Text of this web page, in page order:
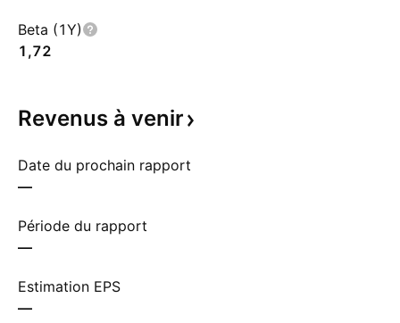
Beta (1Y)
1,72
Revenus à venir
Date du prochain rapport
—
Période du rapport
—
Estimation EPS
—